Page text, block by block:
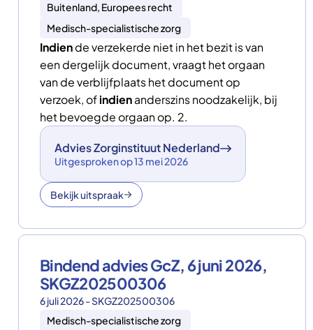
Buitenland, Europees recht
Medisch-specialistische zorg
Indiende verzekerde niet in het bezit is van
een dergelijk document, vraagt het orgaan
van de verblijfplaats het document op
verzoek, ofindienanderszins noodzakelijk, bij
het bevoegde orgaan op. 2.
Advies Zorginstituut Nederland
Uitgesproken op 13 mei 2026
Bekijk uitspraak
Bindend advies GcZ, 6 juni 2026,
SKGZ202500306
6 juli 2026 - SKGZ202500306
Medisch-specialistische zorg